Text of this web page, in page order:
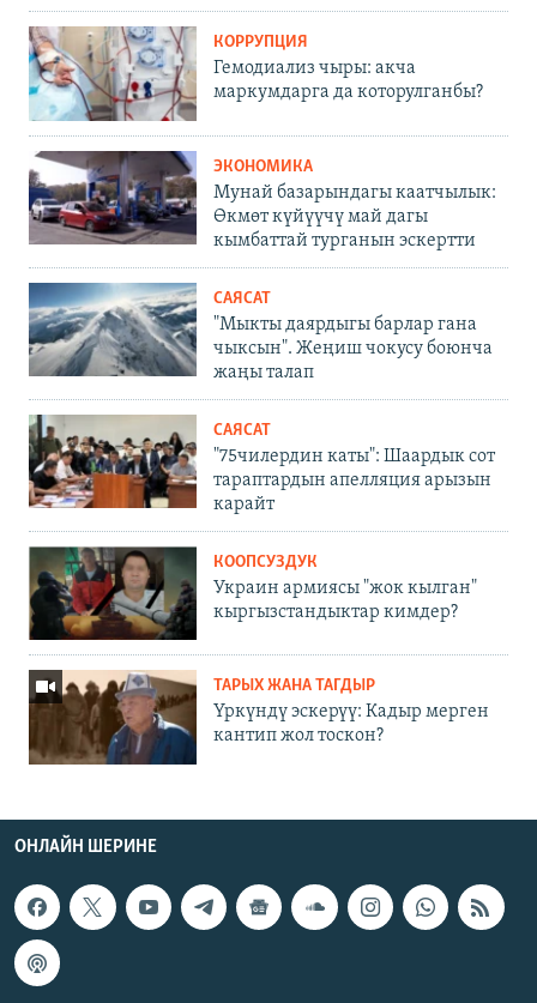
КОРРУПЦИЯ
Гемодиализ чыры: акча
маркумдарга да которулганбы?
ЭКОНОМИКА
Мунай базарындагы каатчылык:
Өкмөт күйүүчү май дагы
кымбаттай турганын эскертти
САЯСАТ
"Мыкты даярдыгы барлар гана
чыксын". Жеңиш чокусу боюнча
жаңы талап
САЯСАТ
"75чилердин каты": Шаардык сот
тараптардын апелляция арызын
карайт
КООПСУЗДУК
Украин армиясы "жок кылган"
кыргызстандыктар кимдер?
ТАРЫХ ЖАНА ТАГДЫР
Үркүндү эскерүү: Кадыр мерген
кантип жол тоскон?
ОНЛАЙН ШЕРИНЕ